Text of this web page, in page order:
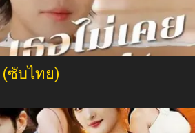
(ซับไทย)